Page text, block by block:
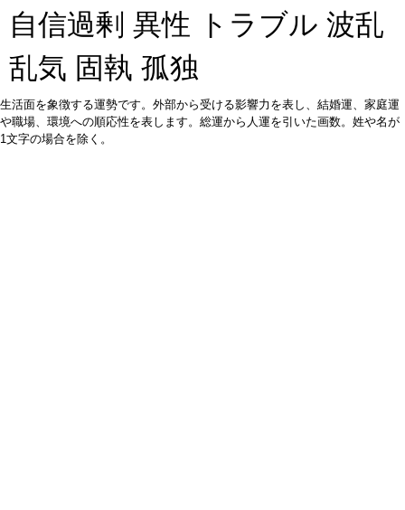
自信過剰 異性 トラブル 波乱
乱気 固執 孤独
生活面を象徴する運勢です。外部から受ける影響力を表し、結婚運、家庭運
や職場、環境への順応性を表します。総運から人運を引いた画数。姓や名が
1文字の場合を除く。